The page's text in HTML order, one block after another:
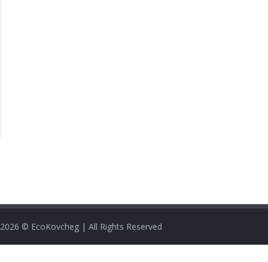
2026 © EcoKovcheg | All Rights Reserved